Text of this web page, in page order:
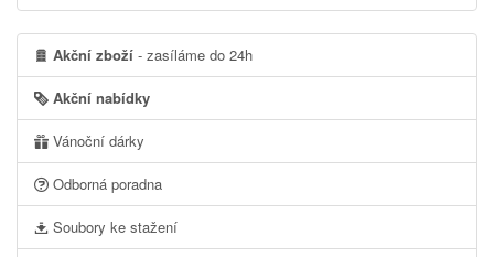
Akční zboží - zasíláme do 24h
Akční nabídky
Vánoční dárky
Odborná poradna
Soubory ke stažení